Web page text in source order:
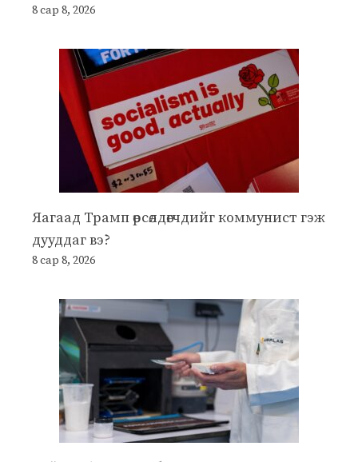
8 сар 8, 2026
Яагаад Трамп өрсөлдөгчдийг коммунист гэж
дууддаг вэ?
8 сар 8, 2026